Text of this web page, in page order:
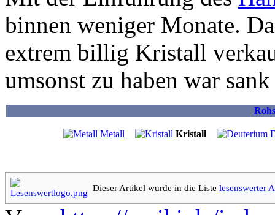
binnen weniger Monate.
extrem billig Kristall
umsonst zu haben war
Metall Kristall
Dieser Artikel wurde in die Liste lesenswerter